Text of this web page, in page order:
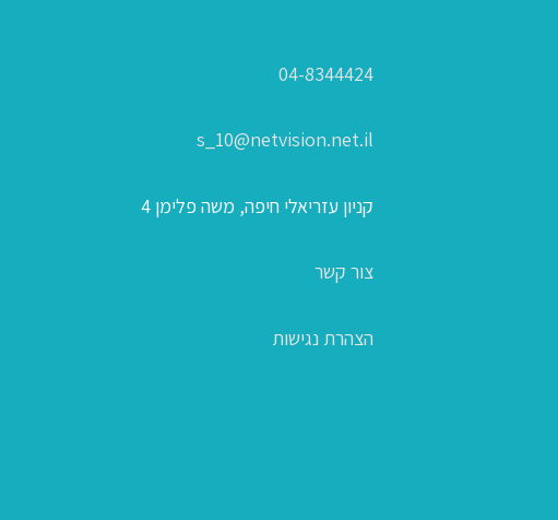
04-8344424
s_10@netvision.net.il
קניון עזריאלי חיפה, משה פלימן 4
צור קשר
הצהרת נגישות